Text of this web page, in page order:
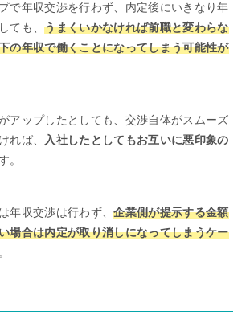
で年収交渉を行わず、内定後にいきなり年
ても、うまくいかなければ前職と変わらな
の年収で働くことになってしまう可能性が
アップしたとしても、交渉自体がスムーズ
れば、
入社したとしてもお互いに悪印象の
。
年収交渉は行わず、企業側が提示する金額
場合は内定が取り消しになってしまうケー